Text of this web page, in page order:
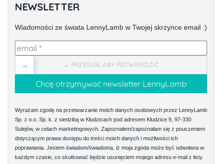
NEWSLETTER
Wiadomości ze świata LennyLamb w Twojej skrzynce email :)
→ PRZESUŃ, ABY POTWIERDZIĆ
→
Wyrażam zgodę na przetwarzanie moich danych osobowych przez LennyLamb
Sp. z o.o. Sp. k. z siedzibą w Kłudzicach pod adresem Kłudzice 9, 97-330
Sulejów, w celach marketingowych. Zapoznałem/zapoznałam się z pouczeniem
dotyczącym prawa dostępu do treści moich danych i możliwości ich
poprawiania. Jestem świadom/świadoma, iż moja zgoda może być odwołana w
każdym czasie, co skutkować będzie usunięciem mojego adresu e-mail z listy